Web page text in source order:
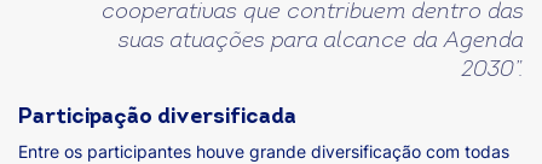
cooperativas que contribuem dentro das
suas atuações para alcance da Agenda
2030”.
Participação diversificada
Entre os participantes houve grande diversificação com todas